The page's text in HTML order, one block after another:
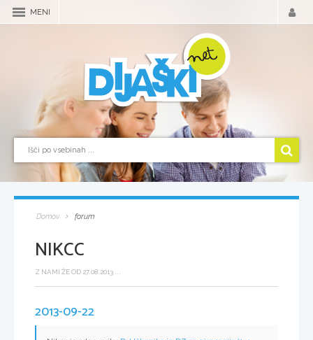
MENI
Domov forum
NIKCC
Z NAMI ŽE OD 27.08.2013 ...
2013-09-22